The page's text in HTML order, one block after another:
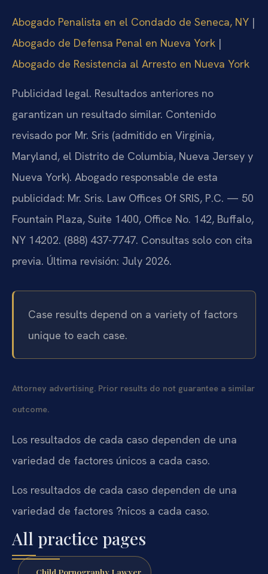
Abogado Penalista en el Condado de Seneca, NY |
Abogado de Defensa Penal en Nueva York |
Abogado de Resistencia al Arresto en Nueva York
Publicidad legal. Resultados anteriores no
garantizan un resultado similar. Contenido
revisado por Mr. Sris (admitido en Virginia,
Maryland, el Distrito de Columbia, Nueva Jersey y
Nueva York). Abogado responsable de esta
publicidad: Mr. Sris. Law Offices Of SRIS, P.C. — 50
Fountain Plaza, Suite 1400, Office No. 142, Buffalo,
NY 14202. (888) 437-7747. Consultas solo con cita
previa. Última revisión: July 2026.
Case results depend on a variety of factors
unique to each case.
Attorney advertising. Prior results do not guarantee a similar
outcome.
Los resultados de cada caso dependen de una
variedad de factores únicos a cada caso.
Los resultados de cada caso dependen de una
variedad de factores ?nicos a cada caso.
All practice pages
Child Pornography Lawyer